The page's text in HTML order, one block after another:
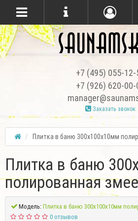
+7 (495) 055-
+7 (926) 620-00-
Заказать звонок
Плитка в баню 300х100х10мм
Плитка в баню
полированная
Модель:Плитка в баню 300х100х10мм
0 отзывов